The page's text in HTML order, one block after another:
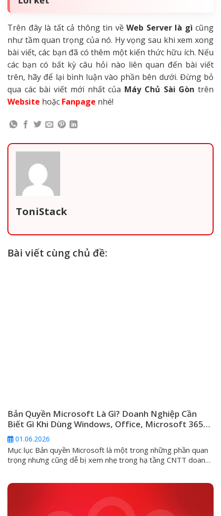
Trên đây là tất cả thông tin về Web Server là gì cũng
như tầm quan trọng của nó. Hy vọng sau khi xem xong
bài viết, các bạn đã có thêm một kiến thức hữu ích. Nếu
các bạn có bất kỳ câu hỏi nào liên quan đến bài viết
trên, hãy để lại bình luận vào phần bên dưới. Đừng bỏ
qua các bài viết mới nhất của Máy Chủ Sài Gòn trên
Website hoặc Fanpage nhé!
ToniStack
Bài viết cùng chủ đề:
Bản Quyền Microsoft Là Gì? Doanh Nghiệp Cần
Biết Gì Khi Dùng Windows, Office, Microsoft 365
Và Windows Server
01.06.2026
Mục lục Bản quyền Microsoft là một trong những phần quan
trọng nhưng cũng dễ bị xem nhẹ trong hạ tầng CNTT doanh
không, hoặc server có chạy được phần mềm nội bộ...